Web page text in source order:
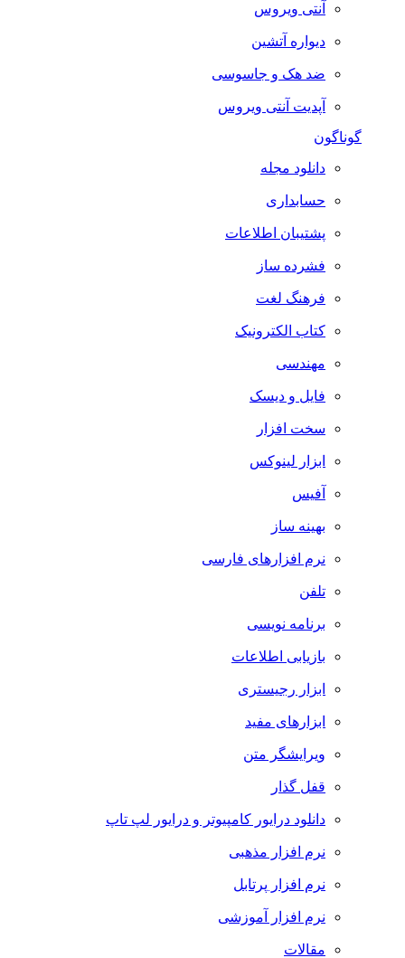
آنتی ویروس
دیواره آتشین
ضد هک و جاسوسی
آپدیت آنتی ویروس
گوناگون
دانلود مجله
حسابداری
پشتیبان اطلاعات
فشرده ساز
فرهنگ لغت
کتاب الکترونیک
مهندسی
فایل و دیسک
سخت افزار
ابزار لینوکس
آفیس
بهینه ساز
نرم افزارهای فارسی
تلفن
برنامه نویسی
بازیابی اطلاعات
ابزار رجیستری
ابزارهای مفید
ویرایشگر متن
قفل گذار
دانلود درایور کامپیوتر و درایور لپ تاپ
نرم افزار مذهبی
نرم افزار پرتابل
نرم افزار آموزشی
مقالات